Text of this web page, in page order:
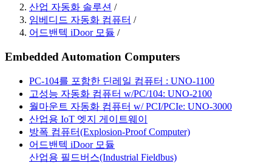
산업 자동화 솔루션 /
임베디드 자동화 컴퓨터 /
어드밴텍 iDoor 모듈 /
Embedded Automation Computers
PC-104를 포함한 딘레일 컴퓨터 : UNO-1100
고성능 자동화 컴퓨터 w/PC/104: UNO-2100
월마운트 자동화 컴퓨터 w/ PCI/PCIe: UNO-3000
산업용 IoT 엣지 게이트웨이
방폭 컴퓨터(Explosion-Proof Computer)
어드밴텍 iDoor 모듈
산업용 필드버스(Industrial Fieldbus)